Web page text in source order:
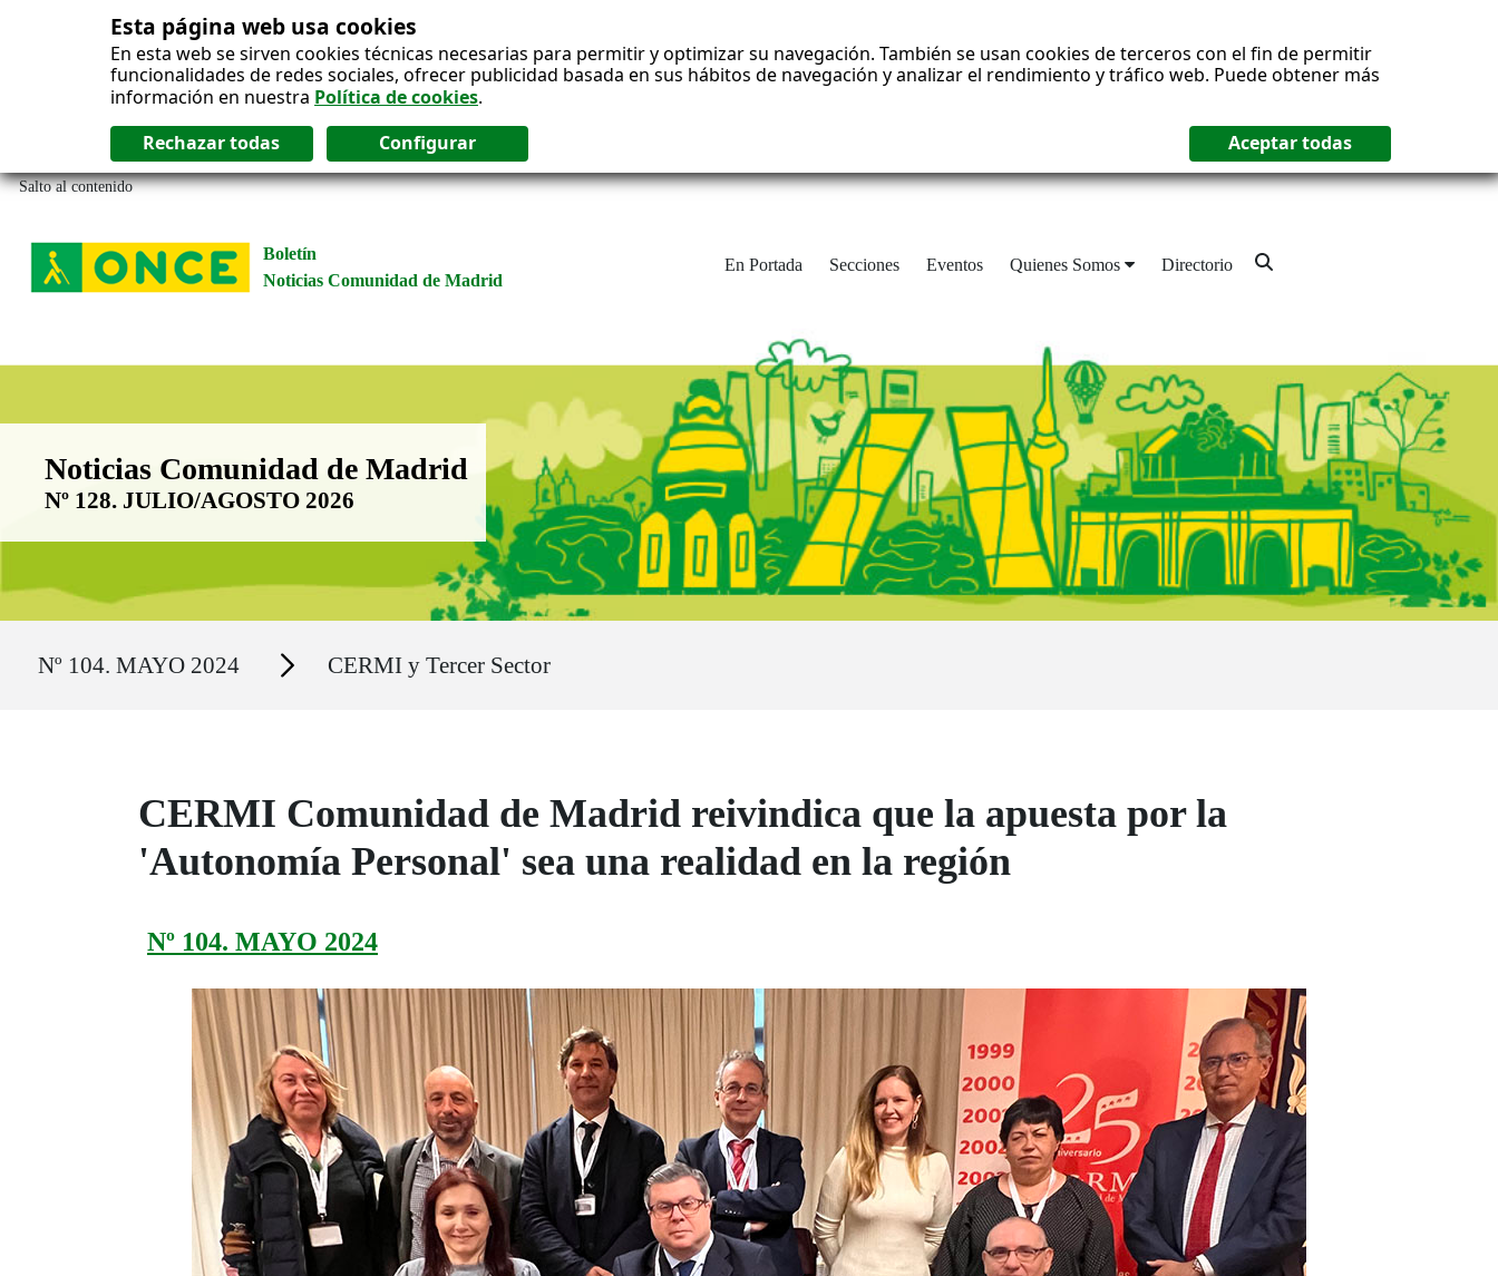
Esta página web usa cookies
En esta web se sirven cookies técnicas necesarias para permitir y optimizar su navegación. También se usan cookies de terceros con el fin de permitir
funcionalidades de redes sociales, ofrecer publicidad basada en sus hábitos de navegación y analizar el rendimiento y tráfico web. Puede obtener más
información en nuestra Política de cookies.
Salto al contenido
Boletín
Noticias Comunidad de Madrid
En Portada Secciones Eventos Quienes Somos Directorio
Boletín Noticias Comunidad de Madrid
Noticias Comunidad de Madrid
Nº 128. JULIO/AGOSTO 2026
Nº 104. MAYO 2024 Secciones CERMI y Tercer Sector
CERMI Comunidad de Madrid reivindica que la apuesta por la
'Autonomía Personal' sea una realidad en la región
Nº 104. MAYO 2024